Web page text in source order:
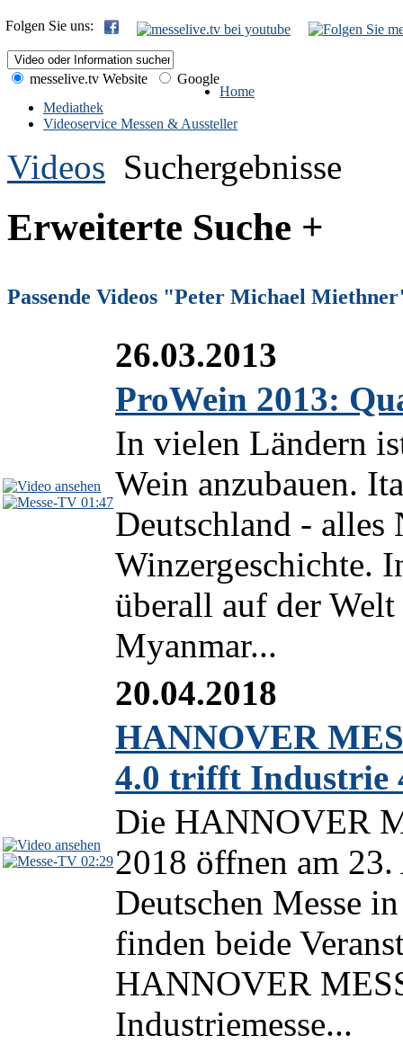
Folgen Sie uns:
messelive.tv Website
Google
Home
Mediathek
Videoservice Messen & Aussteller
Videos Suchergebnisse
Erweiterte Suche +
Passende Videos "Peter Michael
01:47
26.03.2013
ProWein 2013:
In vielen Ländern
Wein anzubauen.
Deutschland - alles
Winzergeschichte.
überall auf der
Myanmar...
02:29
20.04.2018
HANNOVER
4.0 trifft Industrie
Die HANNOVER
2018 öffnen am
Deutschen Messe
finden beide
HANNOVER
Industriemesse...